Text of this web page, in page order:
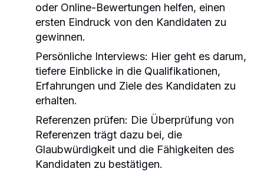
oder Online-Bewertungen helfen, einen
ersten Eindruck von den Kandidaten zu
gewinnen.
Persönliche Interviews: Hier geht es darum,
tiefere Einblicke in die Qualifikationen,
Erfahrungen und Ziele des Kandidaten zu
erhalten.
Referenzen prüfen: Die Überprüfung von
Referenzen trägt dazu bei, die
Glaubwürdigkeit und die Fähigkeiten des
Kandidaten zu bestätigen.